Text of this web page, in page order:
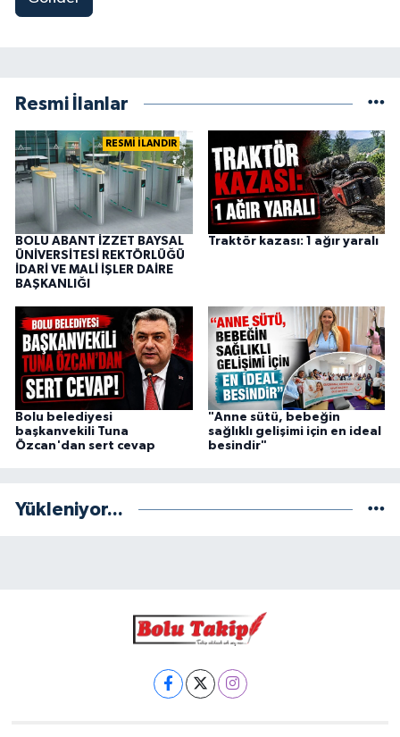
Resmi İlanlar
RESMİ İLANDIR
BOLU ABANT İZZET BAYSAL
ÜNİVERSİTESİ REKTÖRLÜĞÜ
İDARİ VE MALİ İŞLER DAİRE
BAŞKANLIĞI
Traktör kazası: 1 ağır yaralı
Bolu belediyesi
başkanvekili Tuna
Özcan'dan sert cevap
"Anne sütü, bebeğin
sağlıklı gelişimi için en ideal
besindir"
Yükleniyor...